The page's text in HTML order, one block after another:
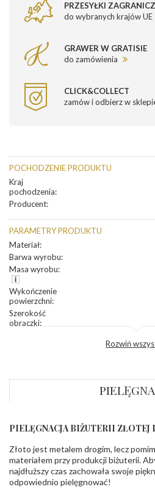
PRZESYŁKI
do wybranych krajów UE
GRAWER W GRATISIE
do zamówienia
CLICK&COLLECT
zamów i odbierz w
POCHODZENIE PRODUKTU
Kraj
pochodzenia:
Producent:
PARAMETRY PRODUKTU
Materiał:
Barwa wyrobu:
Masa wyrobu:
Wykończenie
powierzchni:
Szerokość
obrączki:
INNE PARAMETRY
Producent
odpowiedzialny:
Łazur sp.j.
Północna 22 45-
Tel. +48 77
Rozwiń
PIELĘGNACJA BIŻUTERII ZŁOTEJ
Złoto jest metalem drogim, lecz
materiałem przy produkcji biżuterii.
najdłuższy czas zachowała swoje
odpowiednio pielęgnować!